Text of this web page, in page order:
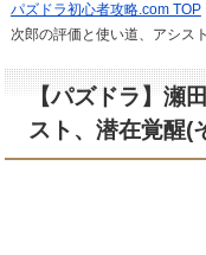
パズドラ初心者攻略.com TOP
次郎の評価と使い道、アシス
【パズドラ】瀬
スト、潜在覚醒(